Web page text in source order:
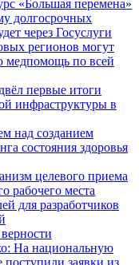
«Большая перемена»
долгосрочных
через Госуслуги
регионов могут
медпомощь по всей
первые итоги
инфраструктуры в
над созданием
состояния здоровья
целевого приема
рабочего места
для разработчиков
На национальную
заявки из